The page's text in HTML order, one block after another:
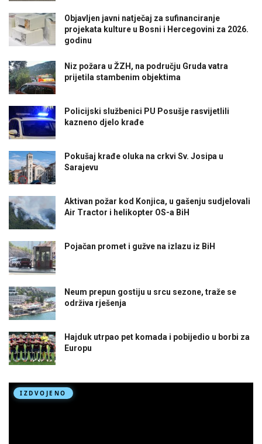
Objavljen javni natječaj za sufinanciranje
projekata kulture u Bosni i Hercegovini za 2026.
godinu
Niz požara u ŽZH, na području Gruda vatra
prijetila stambenim objektima
Policijski službenici PU Posušje rasvijetlili
kazneno djelo krađe
Pokušaj krađe oluka na crkvi Sv. Josipa u
Sarajevu
Aktivan požar kod Konjica, u gašenju sudjelovali
Air Tractor i helikopter OS-a BiH
Pojačan promet i gužve na izlazu iz BiH
Neum prepun gostiju u srcu sezone, traže se
održiva rješenja
Hajduk utrpao pet komada i pobijedio u borbi za
Europu